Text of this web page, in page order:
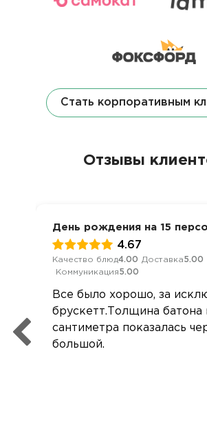
Стать корпоративным
Отзывы
День рождения на 15
4.67
Качество блюд4.00 Доставка5.00
Коммуникация5.00
Все было хорошо, за
брускетт.Толщина батона
сантиметра показалась
большой.